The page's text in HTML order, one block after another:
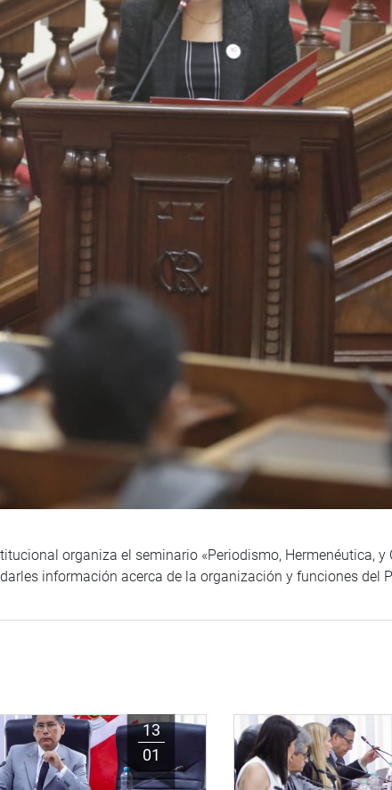
organiza el seminario «Periodismo, Hermenéutica,
información acerca de la organización y funciones del
13
01